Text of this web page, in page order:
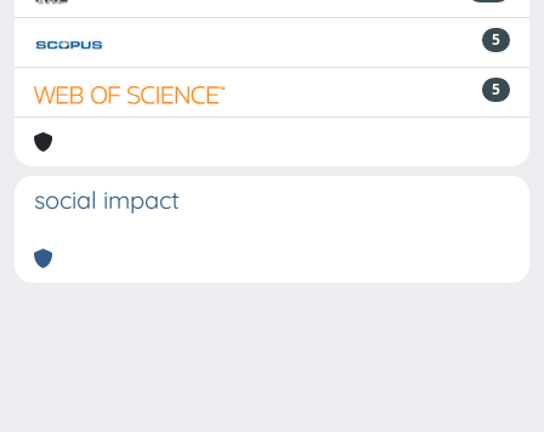
5
5
social impact